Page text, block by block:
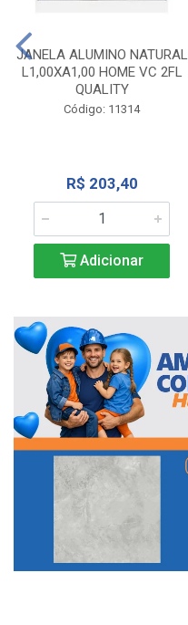
JANELA ALUMINO NATURAL
L1,00XA1,00 HOME VC 2FL
QUALITY
Código: 11314
R$ 203,40
Adicionar